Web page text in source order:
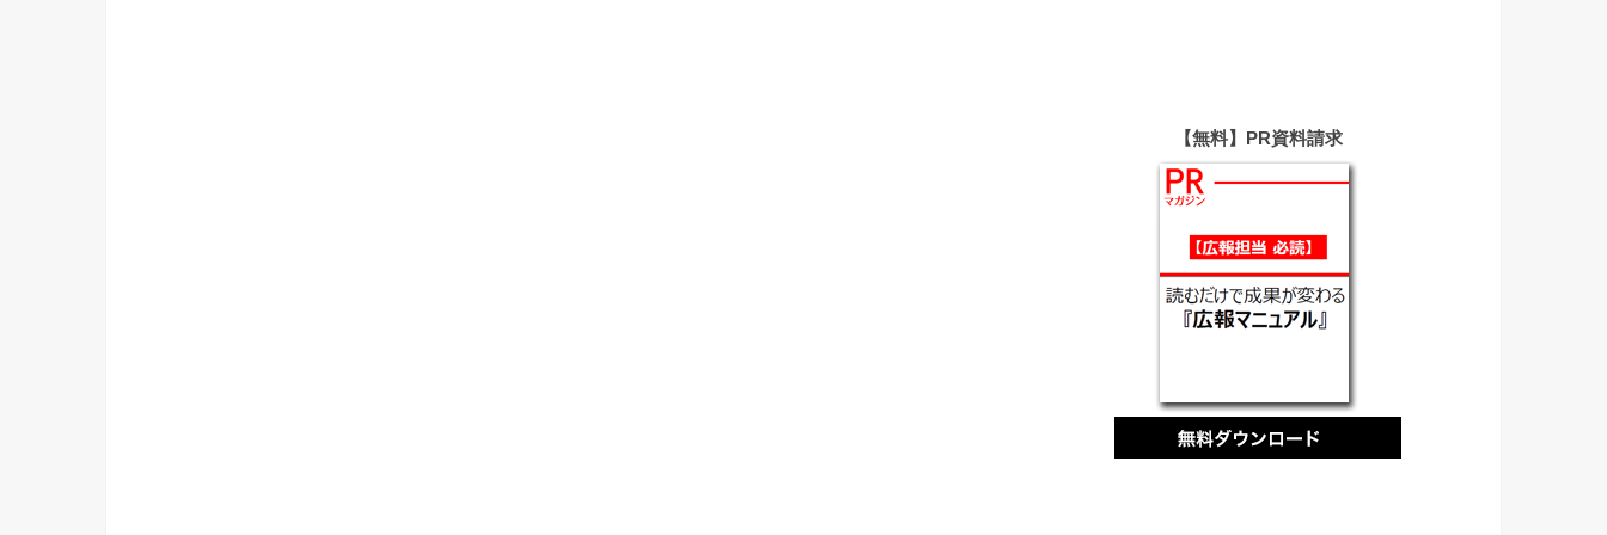
【無料】PR資料請求